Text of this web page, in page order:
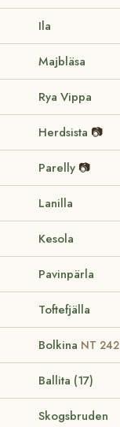
Ila
Majbläsa
Rya Vippa
Herdsista 📷
Parelly 📷
Lanilla
Kesola
Pavinpärla
Toftefjälla
Bolkina NT 242
Ballita (17)
Skogsbruden